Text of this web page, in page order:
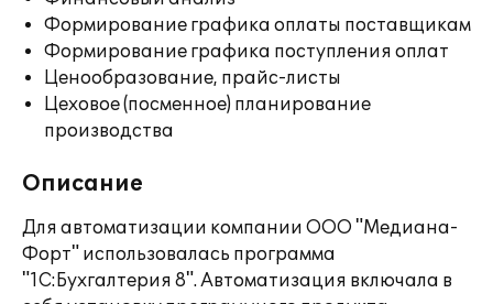
Формирование графика оплаты поставщикам
Формирование графика поступления оплат
Ценообразование, прайс-листы
Цеховое (посменное) планирование
производства
Описание
Для автоматизации компании ООО "Медиана-
Форт" использовалась программа
"1С:Бухгалтерия 8". Автоматизация включала в